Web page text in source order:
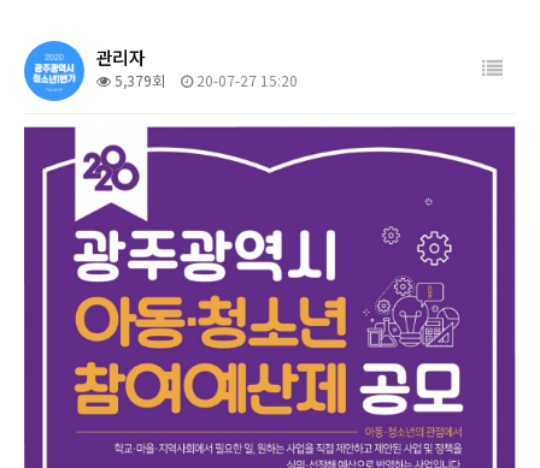
관리자
5,379회 20-07-27 15:20